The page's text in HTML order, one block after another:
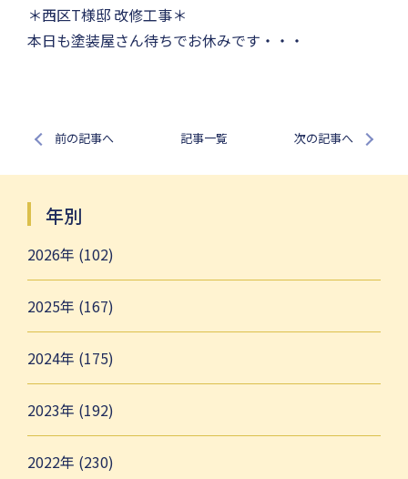
＊西区T様邸 改修工事＊
本日も塗装屋さん待ちでお休みです・・・
前の記事へ 記事一覧 次の記事へ
年別
2026年 (102)
2025年 (167)
2024年 (175)
2023年 (192)
2022年 (230)